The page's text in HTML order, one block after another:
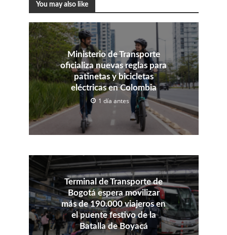
You may also like
Ministerio de Transporte
oficializa nuevas reglas para
patinetas y bicicletas
eléctricas en Colombia
1 día antes
Terminal de Transporte de
Bogotá espera movilizar
más de 190.000 viajeros en
el puente festivo de la
Batalla de Boyacá